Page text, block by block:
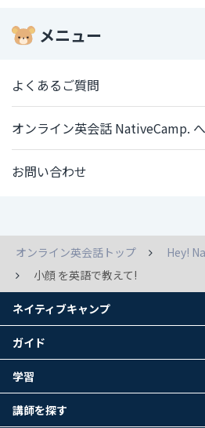
メニュー
よくあるご質問
オンライン英会話 NativeCamp. へ
お問い合わせ
オンライン英会話トップ
Hey!
小顔 を英語で教えて!
ネイティブキャンプ
ガイド
学習
講師を探す